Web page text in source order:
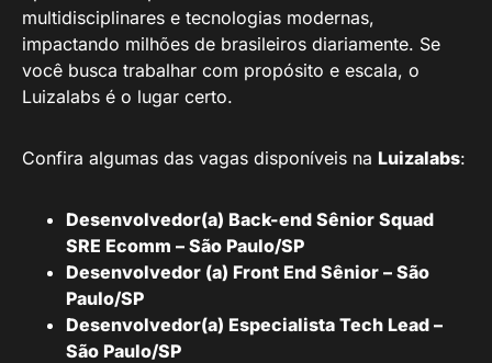
multidisciplinares e tecnologias modernas,
impactando milhões de brasileiros diariamente. Se
você busca trabalhar com propósito e escala, o
Luizalabs é o lugar certo.
Confira algumas das vagas disponíveis na Luizalabs:
Desenvolvedor(a) Back-end Sênior Squad
SRE Ecomm – São Paulo/SP
Desenvolvedor (a) Front End Sênior – São
Paulo/SP
Desenvolvedor(a) Especialista Tech Lead –
São Paulo/SP